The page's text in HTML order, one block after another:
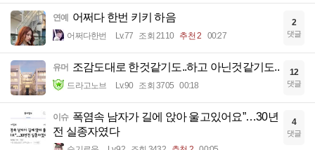
연예 어쩌다 한번 키키 하음
어쩌다한번 Lv.77 조회 2110 추천 2 00:27
2
댓글
유머 조감도대로 한것같기도..하고 아닌것같기도..
드라고노브 Lv.90 조회 3705 00:18
12
댓글
이슈 폭염속 남자가 길에 앉아 울고있어요”…30년
전 실종자였다
4
댓글